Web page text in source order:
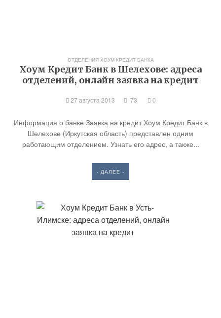
ОТДЕЛЕНИЯ ХОУМ КРЕДИТ БАНКА
Хоум Кредит Банк в Шелехове: адреса
отделений, онлайн заявка на кредит
27 августа 2013 73 0
Информация о банке Заявка на кредит Хоум Кредит Банк в
Шелехове (Иркутская область) представлен одним
работающим отделением. Узнать его адрес, а также...
- ДАЛЕЕ -